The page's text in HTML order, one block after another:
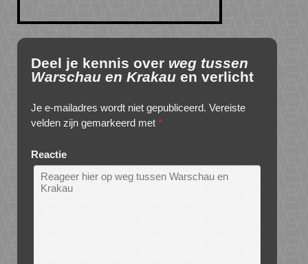
Deel je kennis over weg tussen
Warschau en Krakau en verlicht
Je e-mailadres wordt niet gepubliceerd. Vereiste
velden zijn gemarkeerd met *
Reactie